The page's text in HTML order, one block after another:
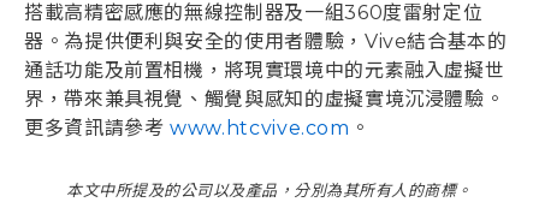
搭載高精密感應的無線控制器及一組360度雷射定位
器。為提供便利與安全的使用者體驗，Vive結合基本的
通話功能及前置相機，將現實環境中的元素融入虛擬世
界，帶來兼具視覺、觸覺與感知的虛擬實境沉浸體驗。
更多資訊請參考www.htcvive.com 。
本文中所提及的公司以及產品，分別為其所有人的商標。